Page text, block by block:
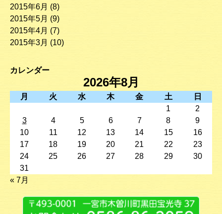
2015年6月 (8)
2015年5月 (9)
2015年4月 (7)
2015年3月 (10)
カレンダー
2026年8月
月 火 水 木 金 土
日
1
2
3
4 5 6 7 8
9
10
11 12 13 14 15
16
17
18 19 20 21 22
23
24
25 26 27 28 29
30
31
« 7月